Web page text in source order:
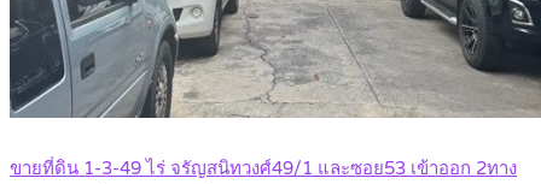
ขายที่ดิน 1-3-49 ไร่ จรัญสนิทวงศ์49/1 และซอย53 เข้าออก 2ทาง